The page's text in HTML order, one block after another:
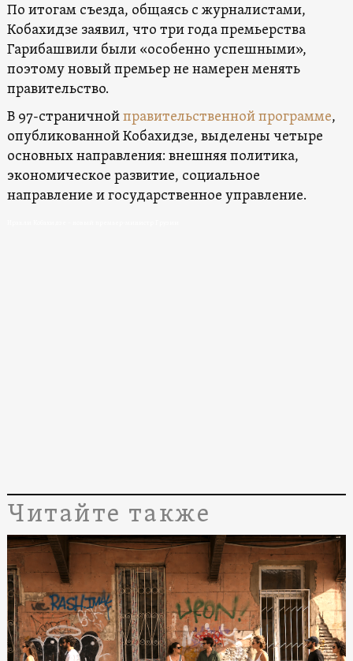
По итогам съезда, общаясь с журналистами,
Кобахидзе заявил, что три года премьерства
Гарибашвили были «особенно успешными»,
поэтому новый премьер не намерен менять
правительство.
В 97-страничнойправительственной программе,
опубликованной Кобахидзе, выделены четыре
основных направления: внешняя политика,
экономическое развитие, социальное
направление и государственное управление.
Читайте также